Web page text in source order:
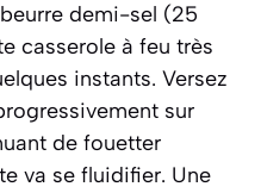
demi-sel (25
casserole à feu très
instants. Versez
sur
de fouetter
va se fluidifier. Une